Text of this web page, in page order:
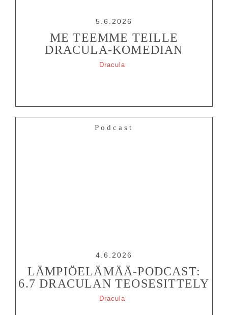
5.6.2026
ME TEEMME TEILLE
DRACULA-KOMEDIAN
Dracula
Podcast
4.6.2026
LÄMPIÖELÄMÄÄ-PODCAST:
6.7 DRACULAN TEOSESITTELY
Dracula